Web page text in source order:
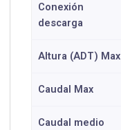
Conexión
descarga
Altura (ADT) Max
Caudal Max
Caudal medio